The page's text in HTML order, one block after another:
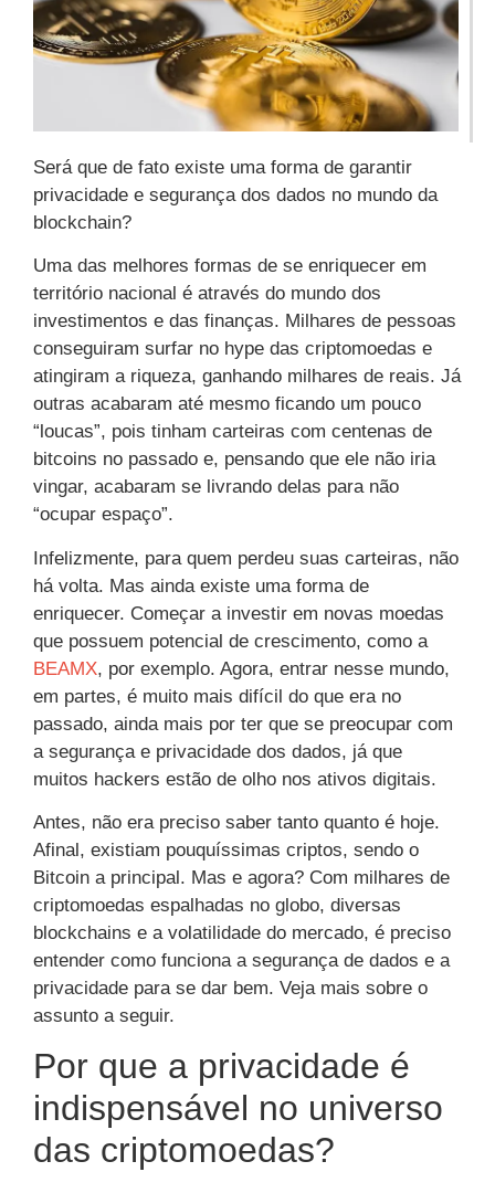
Será que de fato existe uma forma de garantir
privacidade e segurança dos dados no mundo da
blockchain?
Uma das melhores formas de se enriquecer em
território nacional é através do mundo dos
investimentos e das finanças. Milhares de pessoas
conseguiram surfar no hype das criptomoedas e
atingiram a riqueza, ganhando milhares de reais. Já
outras acabaram até mesmo ficando um pouco
“loucas”, pois tinham carteiras com centenas de
bitcoins no passado e, pensando que ele não iria
vingar, acabaram se livrando delas para não
“ocupar espaço”.
Infelizmente, para quem perdeu suas carteiras, não
há volta. Mas ainda existe uma forma de
enriquecer. Começar a investir em novas moedas
que possuem potencial de crescimento, como a
BEAMX, por exemplo. Agora, entrar nesse mundo,
em partes, é muito mais difícil do que era no
passado, ainda mais por ter que se preocupar com
a segurança e privacidade dos dados, já que
muitos hackers estão de olho nos ativos digitais.
Antes, não era preciso saber tanto quanto é hoje.
Afinal, existiam pouquíssimas criptos, sendo o
Bitcoin a principal. Mas e agora? Com milhares de
criptomoedas espalhadas no globo, diversas
blockchains e a volatilidade do mercado, é preciso
entender como funciona a segurança de dados e a
privacidade para se dar bem. Veja mais sobre o
assunto a seguir.
Por que a privacidade é
indispensável no universo
das criptomoedas?